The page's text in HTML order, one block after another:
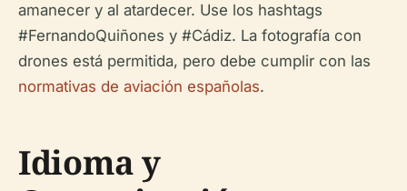
amanecer y al atardecer. Use los hashtags
#FernandoQuiñones y #Cádiz. La fotografía con
drones está permitida, pero debe cumplir con las
normativas de aviación españolas.
Idioma y